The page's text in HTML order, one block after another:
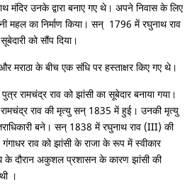
मंदिर उनके द्वारा बनाए गए थे। अपने निवास के लिए
महल का निर्माण किया। सन‍‍् 1796 में रघुनाथ राव
को सौंप दिया।
के बीच एक संधि पर हस्ताक्षर किए गए थे।
रामचंद्र राव को झांसी का सूबेदार बनाया गया।
राव की मृत्यु सन‍‍् 1835 में हुई। उनकी मृत्यु
बने। सन‍‍् 1838 में रघुनाथ राव (III) की
राव को झांसी के राजा के रूप में स्वीकार
के दौरान अकुशल प्रशासन के कारण झांसी की
।